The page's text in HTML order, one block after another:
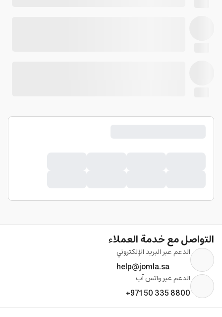
التواصل مع خدمة العملاء
الدعم عبر البريد الإلكتروني
help@jomla.sa
الدعم عبر واتس آب
+971 50 335 8800